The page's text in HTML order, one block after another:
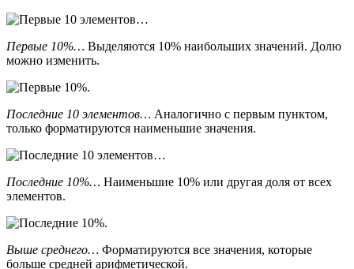
Первые 10%… Выделяются 10% наибольших значений. Долю
можно изменить.
Последние 10 элементов… Аналогично с первым пунктом,
только форматируются наименьшие значения.
Последние 10%… Наименьшие 10% или другая доля от всех
элементов.
Выше среднего… Форматируются все значения, которые
больше средней арифметической.